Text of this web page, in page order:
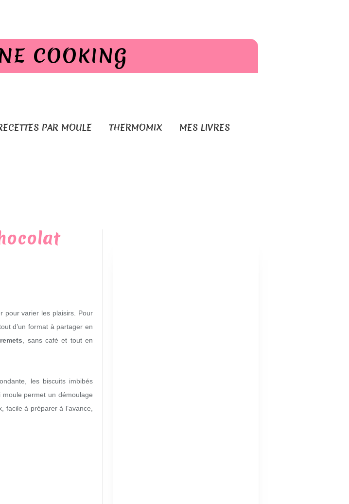
COOKING
PAR MOULE THERMOMIX MES LIVRES
pour varier les plaisirs. Pour
d’un format à partager en
, sans café et tout en
les biscuits imbibés
permet un démoulage
facile à préparer à l’avance,